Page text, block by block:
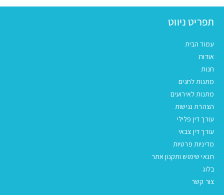
תפריט ניווט
עמוד הבית
אודות
חנות
מתנות לחגים
מתנות לאירועים
הצהרת נגישות
עורך דין פלילי
עורך דין צבאי
מדיניות פרטיות
תנאי שימוש ותקנון אתר
בלוג
צור קשר